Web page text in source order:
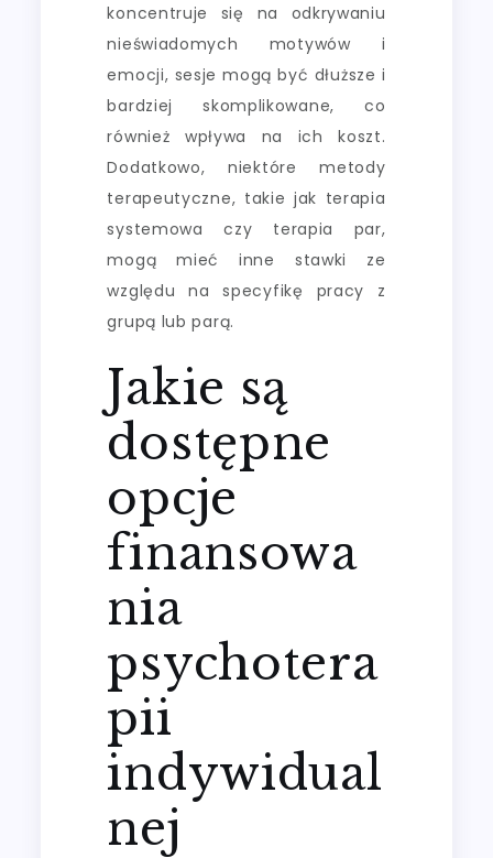
koncentruje się na odkrywaniu
nieświadomych motywów i
emocji, sesje mogą być dłuższe i
bardziej skomplikowane, co
również wpływa na ich koszt.
Dodatkowo, niektóre metody
terapeutyczne, takie jak terapia
systemowa czy terapia par,
mogą mieć inne stawki ze
względu na specyfikę pracy z
grupą lub parą.
Jakie są
dostępne
opcje
finansowa
nia
psychotera
pii
indywidual
nej